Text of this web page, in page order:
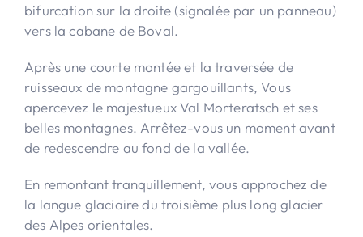
bifurcation sur la droite (signalée par un panneau)
vers la cabane de Boval.
Après une courte montée et la traversée de
ruisseaux de montagne gargouillants, Vous
apercevez le majestueux Val Morteratsch et ses
belles montagnes. Arrêtez-vous un moment avant
de redescendre au fond de la vallée.
En remontant tranquillement, vous approchez de
la langue glaciaire du troisième plus long glacier
des Alpes orientales.